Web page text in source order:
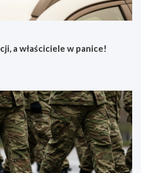
a właściciele w panice!